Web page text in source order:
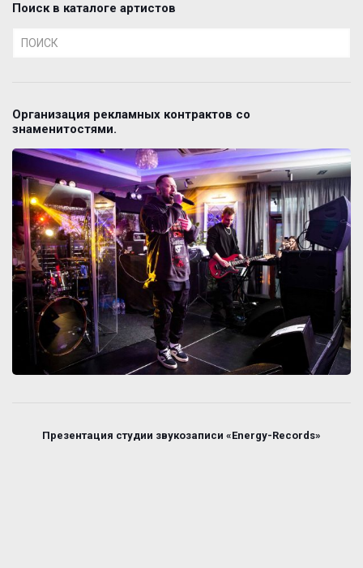
Поиск в каталоге артистов
Организация рекламных контрактов со
знаменитостями.
Презентация студии звукозаписи «Energy-Records»